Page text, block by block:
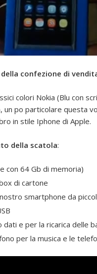
confezione di
colori Nokia (Blu con
un po particolare questa
in stile Iphone di Apple.
della scatola:
con 64 Gb di memoria)
di cartone
smartphone da
e per la ricarica delle
per la musica e le